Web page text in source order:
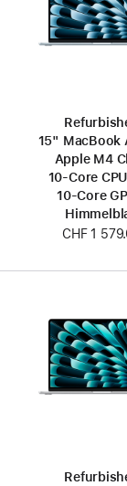
15" MacBook
Apple M4
10‑Core
10‑Core
CHF 1